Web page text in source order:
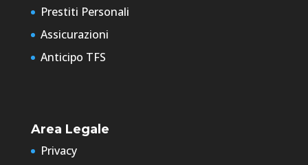
Prestiti Personali
Assicurazioni
Anticipo TFS
Area Legale
Privacy